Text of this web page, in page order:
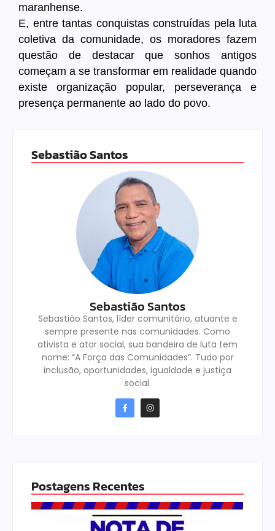
maranhense.
E, entre tantas conquistas construídas pela luta
coletiva da comunidade, os moradores fazem
questão de destacar que sonhos antigos
começam a se transformar em realidade quando
existe organização popular, perseverança e
presença permanente ao lado do povo.
Sebastião Santos
Sebastião Santos
Sebastião Santos, líder comunitário, atuante e
sempre presente nas comunidades. Como
ativista e ator social, sua bandeira de luta tem
nome: “A Força das Comunidades”. Tudo por
inclusão, oportunidades, igualdade e justiça
social.
Postagens Recentes